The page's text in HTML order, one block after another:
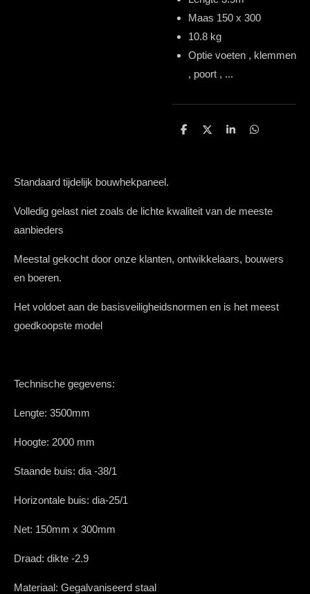
Maas 150 x 300
10.8 kg
Optie voeten , klemmen
, poort , ...
D
D
S
D
Standaard tijdelijk bouwhekpaneel.
Volledig gelast niet zoals de lichte kwaliteit van de meeste
aanbieders
Meestal gekocht door onze klanten, ontwikkelaars, bouwers
en boeren.
Het voldoet aan de basisveiligheidsnormen en is het meest
goedkoopste model
Technische gegevens:
Lengte: 3500mm
Hoogte: 2000 mm
Staande buis: dia -38/1
Horizontale buis: dia-25/1
Net: 150mm x 300mm
Draad: dikte -2.9
Materiaal: Gegalvaniseerd staal